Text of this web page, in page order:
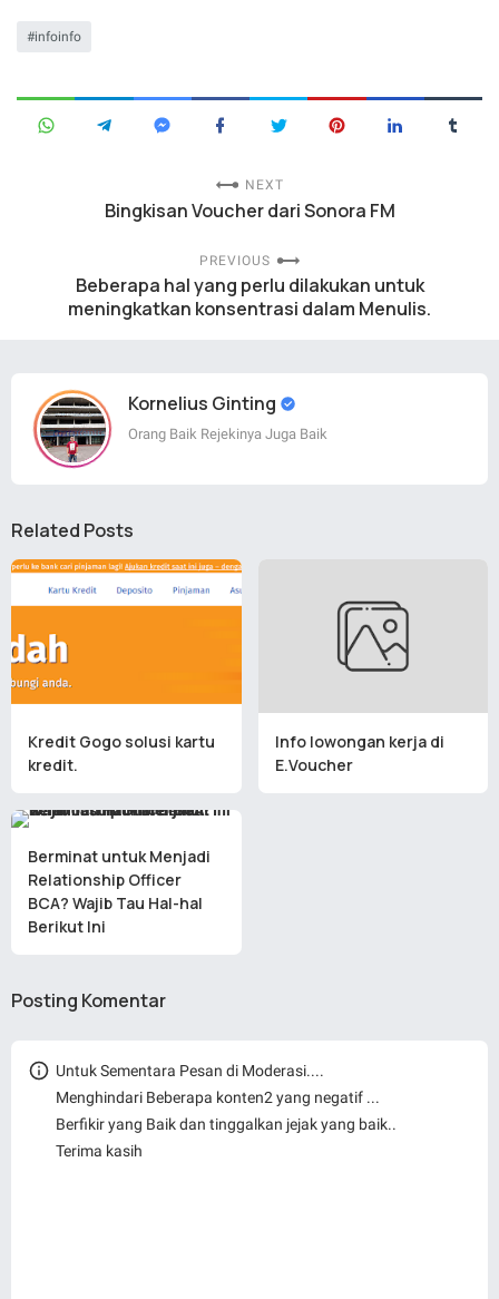
infoinfo
NEXT
Bingkisan Voucher dari Sonora FM
PREVIOUS
Beberapa hal yang perlu dilakukan untuk
meningkatkan konsentrasi dalam Menulis.
Kornelius Ginting
Orang Baik Rejekinya Juga Baik
Related Posts
Kredit Gogo solusi kartu
kredit.
Info lowongan kerja di
E.Voucher
Berminat untuk Menjadi
Relationship Officer
BCA? Wajib Tau Hal-hal
Berikut Ini
Posting Komentar
Untuk Sementara Pesan di Moderasi....
Menghindari Beberapa konten2 yang negatif ...
Berfikir yang Baik dan tinggalkan jejak yang baik..
Terima kasih